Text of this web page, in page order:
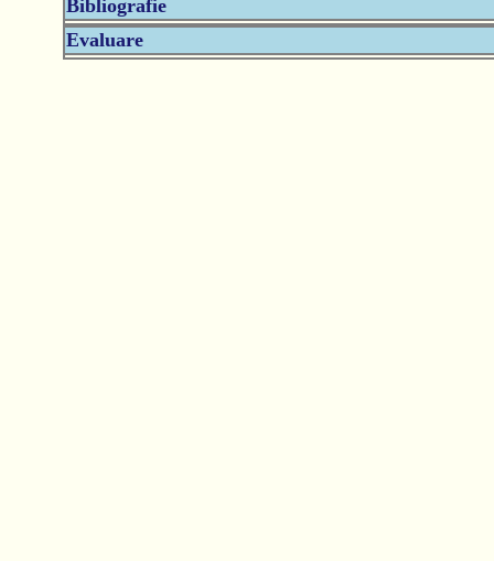
Bibliografie
Evaluare